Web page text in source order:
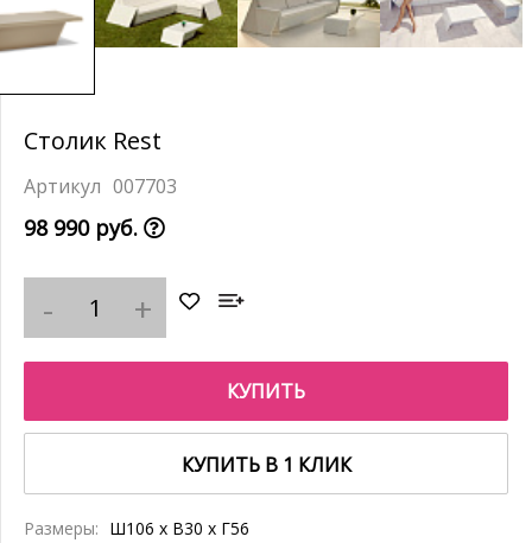
Столик Rest
007703
98 990 руб.
КУПИТЬ
КУПИТЬ В 1 КЛИК
Размеры: Ш106 x В30 x Г56